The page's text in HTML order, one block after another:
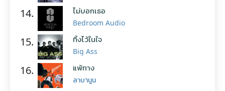
14. ไม่บอกเธอ
Bedroom Audio
15. ทิ้งไว้ในใจ
Big Ass
16. แพ้ทาง
ลาบานูน